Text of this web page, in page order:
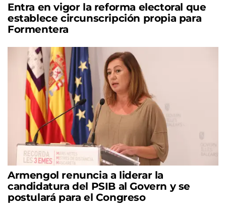
Entra en vigor la reforma electoral que
establece circunscripción propia para
Formentera
Armengol renuncia a liderar la
candidatura del PSIB al Govern y se
postulará para el Congreso